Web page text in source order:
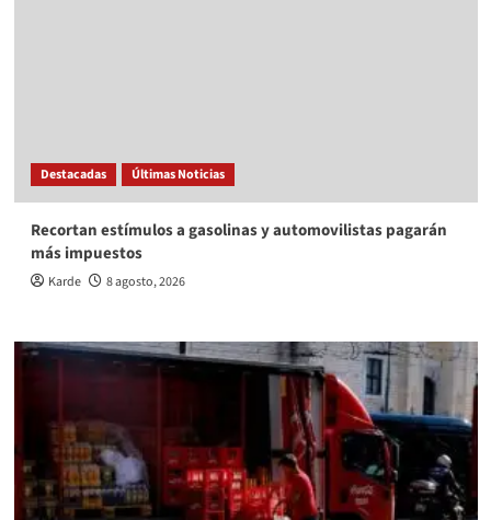
Destacadas Últimas Noticias
Recortan estímulos a gasolinas y automovilistas pagarán
más impuestos
Karde 8 agosto, 2026